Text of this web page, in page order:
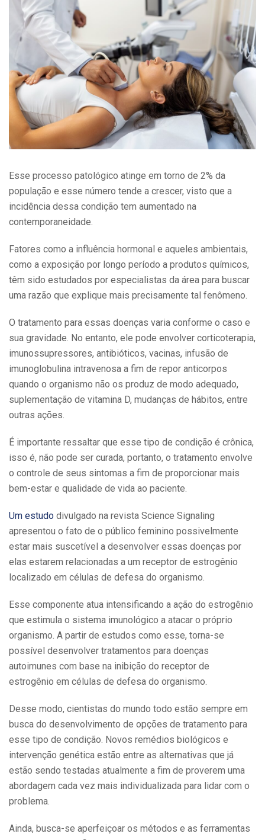
Esse processo patológico atinge em torno de 2% da
população e esse número tende a crescer, visto que a
incidência dessa condição tem aumentado na
contemporaneidade.
Fatores como a influência hormonal e aqueles ambientais,
como a exposição por longo período a produtos químicos,
têm sido estudados por especialistas da área para buscar
uma razão que explique mais precisamente tal fenômeno.
O tratamento para essas doenças varia conforme o caso e
sua gravidade. No entanto, ele pode envolver corticoterapia,
imunossupressores, antibióticos, vacinas, infusão de
imunoglobulina intravenosa a fim de repor anticorpos
quando o organismo não os produz de modo adequado,
suplementação de vitamina D, mudanças de hábitos, entre
outras ações.
É importante ressaltar que esse tipo de condição é crônica,
isso é, não pode ser curada, portanto, o tratamento envolve
o controle de seus sintomas a fim de proporcionar mais
bem-estar e qualidade de vida ao paciente.
Um estudo divulgado na revista Science Signaling
apresentou o fato de o público feminino possivelmente
estar mais suscetível a desenvolver essas doenças por
elas estarem relacionadas a um receptor de estrogênio
localizado em células de defesa do organismo.
Esse componente atua intensificando a ação do estrogênio
que estimula o sistema imunológico a atacar o próprio
organismo. A partir de estudos como esse, torna-se
possível desenvolver tratamentos para doenças
autoimunes com base na inibição do receptor de
estrogênio em células de defesa do organismo.
Desse modo, cientistas do mundo todo estão sempre em
busca do desenvolvimento de opções de tratamento para
esse tipo de condição. Novos remédios biológicos e
intervenção genética estão entre as alternativas que já
estão sendo testadas atualmente a fim de proverem uma
abordagem cada vez mais individualizada para lidar com o
problema.
Ainda, busca-se aperfeiçoar os métodos e as ferramentas